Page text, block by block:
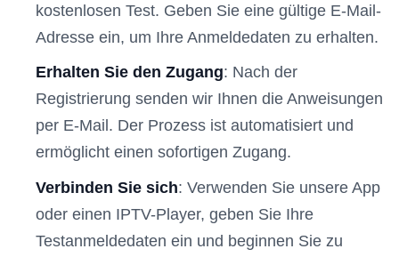
kostenlosen Test. Geben Sie eine gültige E-Mail-
Adresse ein, um Ihre Anmeldedaten zu erhalten.
Erhalten Sie den Zugang: Nach der
Registrierung senden wir Ihnen die Anweisungen
per E-Mail. Der Prozess ist automatisiert und
ermöglicht einen sofortigen Zugang.
Verbinden Sie sich: Verwenden Sie unsere App
oder einen IPTV-Player, geben Sie Ihre
Testanmeldedaten ein und beginnen Sie zu